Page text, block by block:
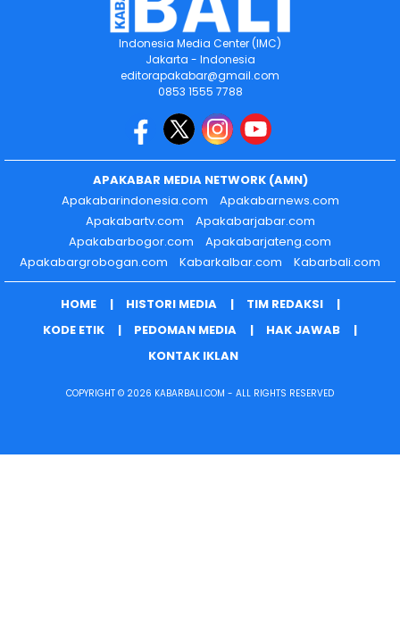
Indonesia Media Center (IMC)
Jakarta - Indonesia
editorapakabar@gmail.com
0853 1555 7788
APAKABAR MEDIA NETWORK (AMN)
Apakabarindonesia.com
Apakabarnews.com
Apakabartv.com
Apakabarjabar.com
Apakabarbogor.com
Apakabarjateng.com
Apakabargrobogan.com
Kabarkalbar.com Kabarbali.com
HOME HISTORI MEDIA
TIM REDAKSI
KODE ETIK
PEDOMAN MEDIA
HAK JAWAB
KONTAK IKLAN
COPYRIGHT © 2026 KABARBALI.COM - ALL RIGHTS RESERVED